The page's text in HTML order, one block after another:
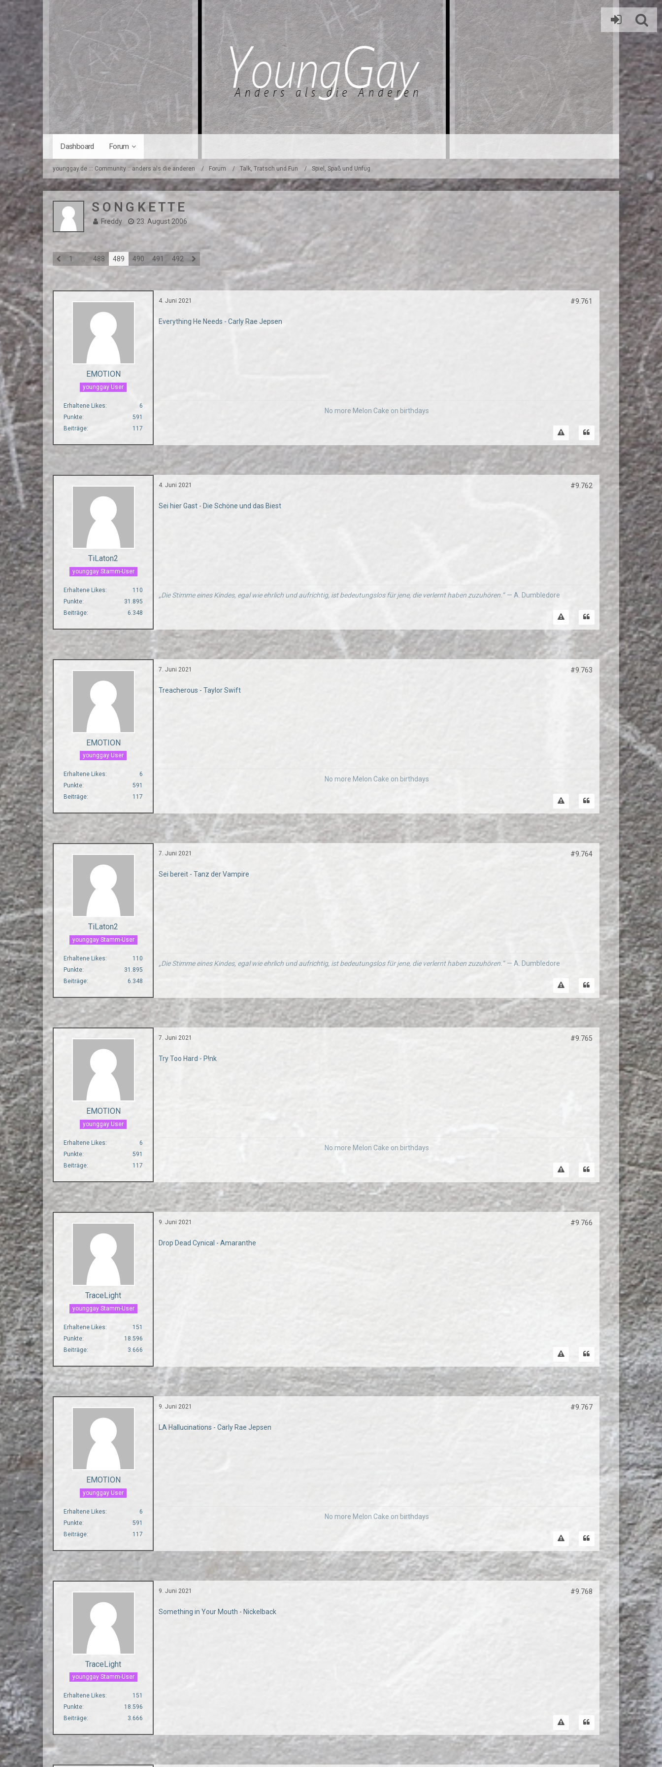
Dashboard Forum
younggay.de ::: Community :: anders als die anderen Forum Talk, Tratsch und Fun Spiel, Spaß und Unfug
S O N G K E T T E
Freddy 23. August 2006
1 488 489 490 491 492
EMOTION
younggay User
Erhaltene Likes
6
Punkte
591
Beiträge
117
4. Juni 2021 #9.761
Everything He Needs - Carly Rae Jepsen
No more Melon Cake on birthdays
TiLaton2
younggay Stamm-User
Erhaltene Likes
110
Punkte
31.895
Beiträge
6.348
4. Juni 2021 #9.762
Sei hier Gast - Die Schöne und das Biest
„Die Stimme eines Kindes, egal wie ehrlich und aufrichtig, ist bedeutungslos für jene, die verlernt haben zuzuhören.“ — A. Dumbledore
EMOTION
younggay User
Erhaltene Likes
6
Punkte
591
Beiträge
117
7. Juni 2021 #9.763
Treacherous - Taylor Swift
No more Melon Cake on birthdays
TiLaton2
younggay Stamm-User
Erhaltene Likes
110
Punkte
31.895
Beiträge
6.348
7. Juni 2021 #9.764
Sei bereit - Tanz der Vampire
„Die Stimme eines Kindes, egal wie ehrlich und aufrichtig, ist bedeutungslos für jene, die verlernt haben zuzuhören.“ — A. Dumbledore
EMOTION
younggay User
Erhaltene Likes
6
Punkte
591
Beiträge
117
7. Juni 2021 #9.765
Try Too Hard - P!nk
No more Melon Cake on birthdays
TraceLight
younggay Stamm-User
Erhaltene Likes
151
Punkte
18.596
Beiträge
3.666
9. Juni 2021 #9.766
Drop Dead Cynical - Amaranthe
EMOTION
younggay User
Erhaltene Likes
6
Punkte
591
Beiträge
117
9. Juni 2021 #9.767
LA Hallucinations - Carly Rae Jepsen
No more Melon Cake on birthdays
TraceLight
younggay Stamm-User
Erhaltene Likes
151
Punkte
18.596
Beiträge
3.666
9. Juni 2021 #9.768
Something in Your Mouth - Nickelback